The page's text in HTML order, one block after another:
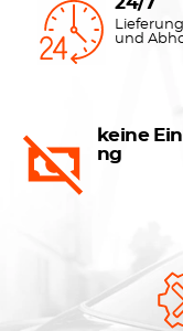
Lieferung
und
keine
ng